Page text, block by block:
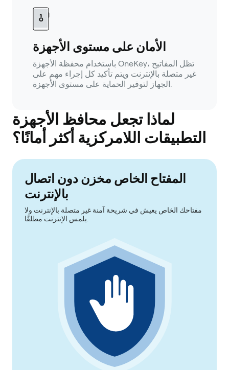
الأمان على مستوى الأجهزة
باستخدام محفظة الأجهزة OneKey، تظل المفاتيح
غير متصلة بالإنترنت ويتم تأكيد كل إجراء مهم على
الجهاز لتوفير الحماية على مستوى الأجهزة.
لماذا تجعل محافظ الأجهزة
التطبيقات اللامركزية أكثر أمانًا؟
المفتاح الخاص مخزن دون اتصال
بالإنترنت
مفتاحك الخاص يعيش في شريحة آمنة غير متصلة بالإنترنت ولا